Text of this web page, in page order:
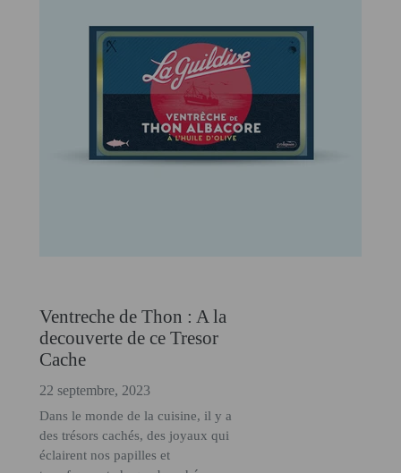
Ventreche de Thon : A la
decouverte de ce Tresor
Cache
22 septembre, 2023
Dans le monde de la cuisine, il y a
des trésors cachés, des joyaux qui
éclairent nos papilles et